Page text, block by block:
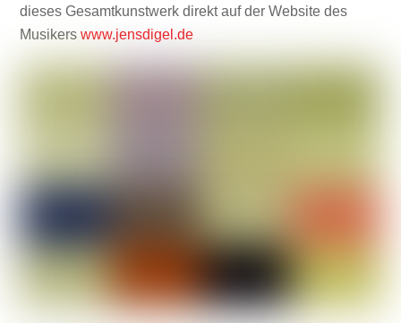
dieses Gesamtkunstwerk direkt auf der Website des
Musikerswww.jensdigel.de